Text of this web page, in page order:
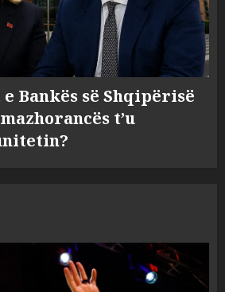
Bankës së Shqipërisë
t’u